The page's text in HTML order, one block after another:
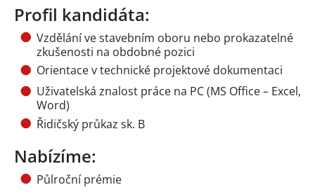
Profil kandidáta:
Vzdělání ve stavebním oboru nebo prokazatelné
zkušenosti na obdobné pozici
Orientace v technické projektové dokumentaci
Uživatelská znalost práce na PC (MS Office – Excel,
Word)
Řidičský průkaz sk. B
Nabízíme:
Půlroční prémie